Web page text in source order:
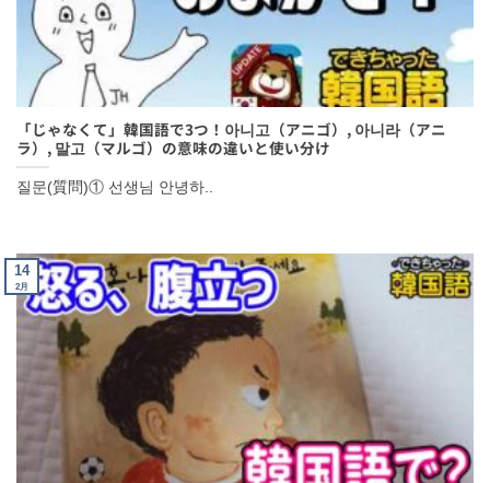
「じゃなくて」韓国語で3つ！아니고（アニゴ）, 아니라（アニ
ラ）, 말고（マルゴ）の意味の違いと使い分け
질문(質問)① 선생님 안녕하..
14
2月